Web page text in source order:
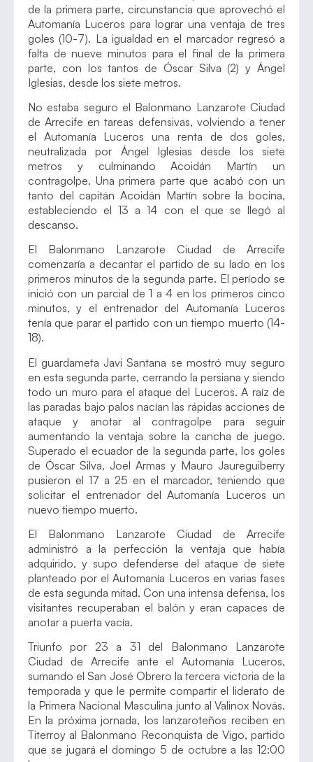
de la primera parte, circunstancia que aprovechó el
Automanía Luceros para lograr una ventaja de tres
goles (10-7). La igualdad en el marcador regresó a
falta de nueve minutos para el final de la primera
parte, con los tantos de Óscar Silva (2) y Ángel
Iglesias, desde los siete metros.
No estaba seguro el Balonmano Lanzarote Ciudad
de Arrecife en tareas defensivas, volviendo a tener
el Automanía Luceros una renta de dos goles,
neutralizada por Ángel Iglesias desde los siete
metros y culminando Acoidán Martín un
contragolpe. Una primera parte que acabó con un
tanto del capitán Acoidán Martín sobre la bocina,
estableciendo el 13 a 14 con el que se llegó al
descanso.
El Balonmano Lanzarote Ciudad de Arrecife
comenzaría a decantar el partido de su lado en los
primeros minutos de la segunda parte. El período se
inició con un parcial de 1 a 4 en los primeros cinco
minutos, y el entrenador del Automanía Luceros
tenía que parar el partido con un tiempo muerto (14-
18).
El guardameta Javi Santana se mostró muy seguro
en esta segunda parte, cerrando la persiana y siendo
todo un muro para el ataque del Luceros. A raíz de
las paradas bajo palos nacían las rápidas acciones de
ataque y anotar al contragolpe para seguir
aumentando la ventaja sobre la cancha de juego.
Superado el ecuador de la segunda parte, los goles
de Óscar Silva, Joel Armas y Mauro Jaureguiberry
pusieron el 17 a 25 en el marcador, teniendo que
solicitar el entrenador del Automanía Luceros un
nuevo tiempo muerto.
El Balonmano Lanzarote Ciudad de Arrecife
administró a la perfección la ventaja que había
adquirido, y supo defenderse del ataque de siete
planteado por el Automanía Luceros en varias fases
de esta segunda mitad. Con una intensa defensa, los
visitantes recuperaban el balón y eran capaces de
anotar a puerta vacía.
Triunfo por 23 a 31 del Balonmano Lanzarote
Ciudad de Arrecife ante el Automanía Luceros,
sumando el San José Obrero la tercera victoria de la
temporada y que le permite compartir el liderato de
la Primera Nacional Masculina junto al Valinox Novás.
En la próxima jornada, los lanzaroteños reciben en
Titerroy al Balonmano Reconquista de Vigo, partido
que se jugará el domingo 5 de octubre a las 12:00